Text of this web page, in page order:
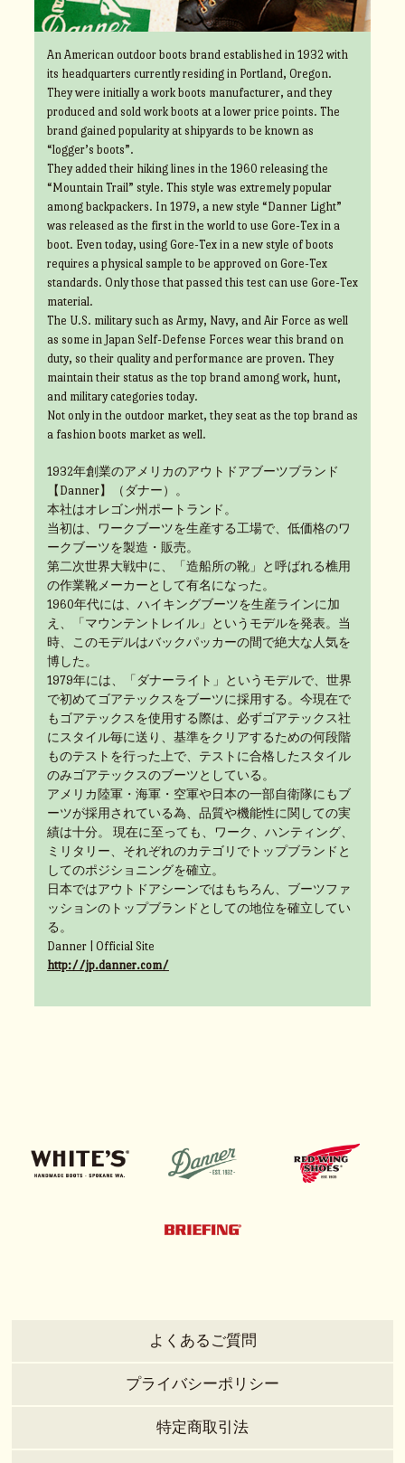
An American outdoor boots brand established in 1932 with
its headquarters currently residing in Portland, Oregon.
They were initially a work boots manufacturer, and they
produced and sold work boots at a lower price points. The
brand gained popularity at shipyards to be known as
“logger’s boots”.
They added their hiking lines in the 1960 releasing the
“Mountain Trail” style. This style was extremely popular
among backpackers. In 1979, a new style “Danner Light”
was released as the first in the world to use Gore-Tex in a
boot. Even today, using Gore-Tex in a new style of boots
requires a physical sample to be approved on Gore-Tex
standards. Only those that passed this test can use Gore-Tex
material.
The U.S. military such as Army, Navy, and Air Force as well
as some in Japan Self-Defense Forces wear this brand on
duty, so their quality and performance are proven. They
maintain their status as the top brand among work, hunt,
and military categories today.
Not only in the outdoor market, they seat as the top brand as
a fashion boots market as well.
1932年創業のアメリカのアウトドアブーツブランド
【Danner】（ダナー）。
本社はオレゴン州ポートランド。
当初は、ワークブーツを生産する工場で、低価格のワ
ークブーツを製造・販売。
第二次世界大戦中に、「造船所の靴」と呼ばれる樵用
の作業靴メーカーとして有名になった。
1960年代には、ハイキングブーツを生産ラインに加
え、「マウンテントレイル」というモデルを発表。当
時、このモデルはバックパッカーの間で絶大な人気を
博した。
1979年には、「ダナーライト」というモデルで、世界
で初めてゴアテックスをブーツに採用する。今現在で
もゴアテックスを使用する際は、必ずゴアテックス社
にスタイル毎に送り、基準をクリアするための何段階
ものテストを行った上で、テストに合格したスタイル
のみゴアテックスのブーツとしている。
アメリカ陸軍・海軍・空軍や日本の一部自衛隊にもブ
ーツが採用されている為、品質や機能性に関しての実
績は十分。 現在に至っても、ワーク、ハンティング、
ミリタリー、それぞれのカテゴリでトップブランドと
してのポジショニングを確立。
日本ではアウトドアシーンではもちろん、ブーツファ
ッションのトップブランドとしての地位を確立してい
る。
Danner | Official Site
http://jp.danner.com/
よくあるご質問
プライバシーポリシー
特定商取引法